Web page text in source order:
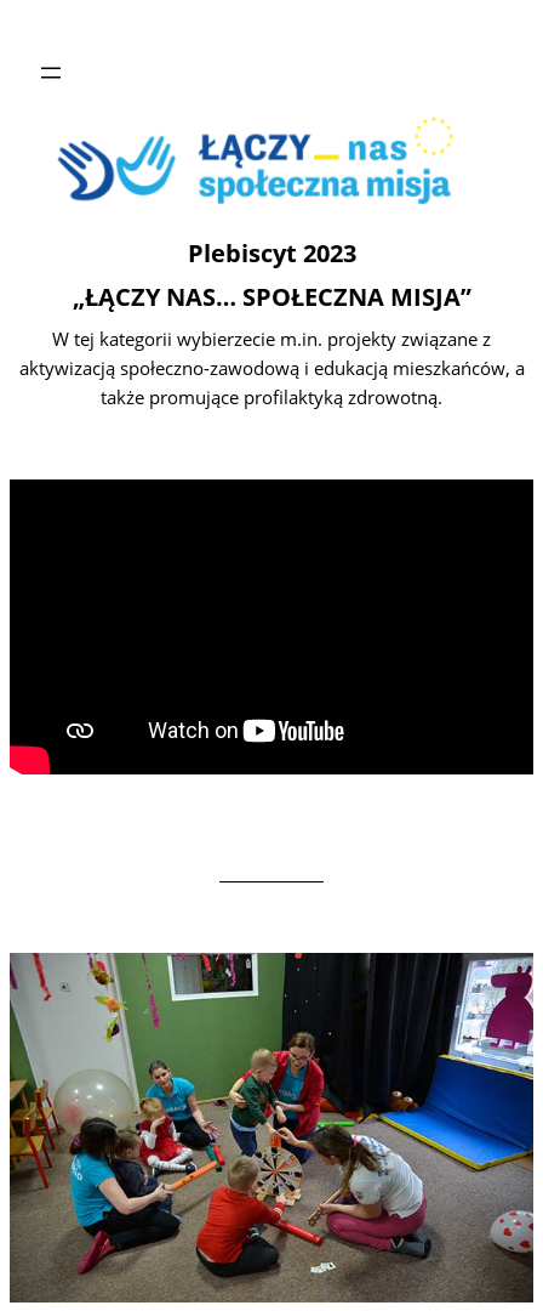
Plebiscyt 2023
„ŁĄCZY NAS… SPOŁECZNA MISJA”
W tej kategorii wybierzecie m.in. projekty związane z
aktywizacją społeczno-zawodową i edukacją mieszkańców, a
także promujące profilaktyką zdrowotną.